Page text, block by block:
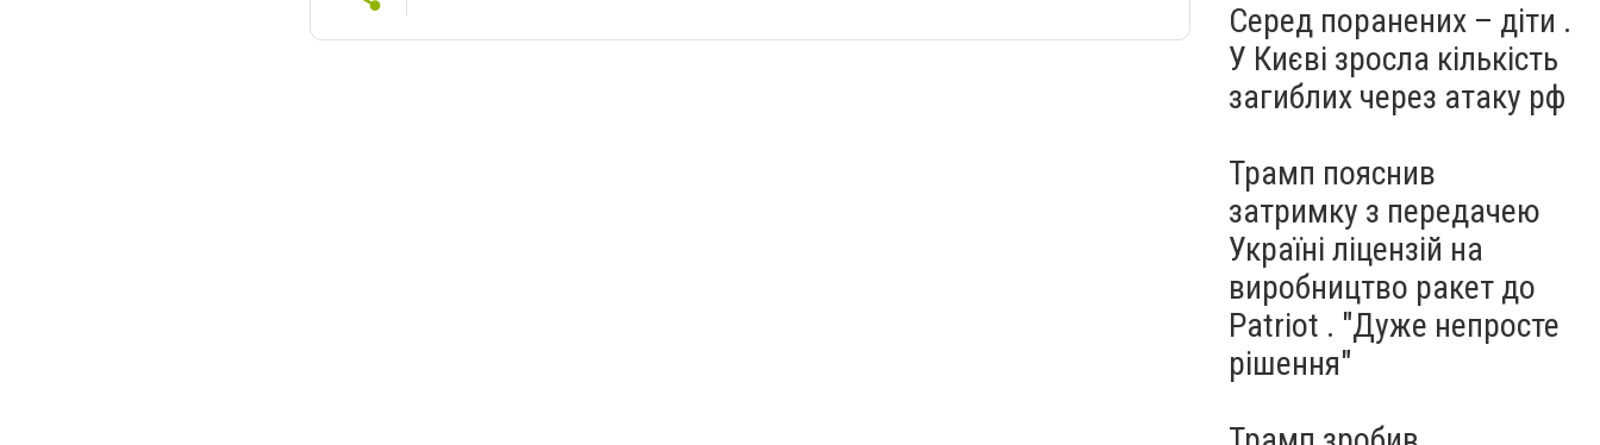
Серед поранених – діти .
У Києві зросла кількість
загиблих через атаку рф
Трамп пояснив
затримку з передачею
Україні ліцензій на
виробництво ракет до
Patriot . "Дуже непросте
рішення"